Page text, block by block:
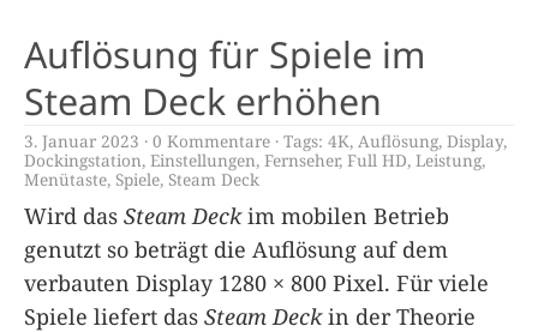
Auflösung für Spiele im
Steam Deck erhöhen
3. Januar 2023 0 Kommentare Tags: 4K, Auflösung, Display,
Dockingstation, Einstellungen, Fernseher, Full HD, Leistung,
Menütaste, Spiele, Steam Deck
Wird das Steam Deckim mobilen Betrieb
genutzt so beträgt die Auflösung auf dem
verbauten Display 1280 × 800 Pixel. Für viele
Spiele liefert das Steam Deckin der Theorie